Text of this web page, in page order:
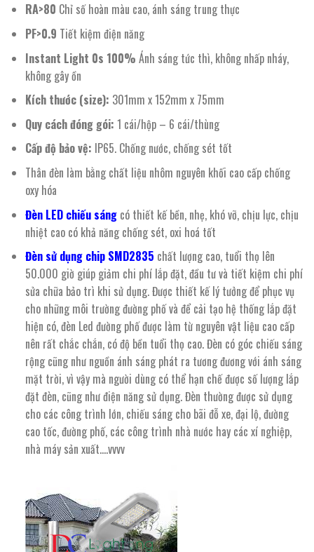
RA>80 Chỉ số hoàn màu cao, ánh sáng trung thực
PF>0.9 Tiết kiệm điện năng
Instant Light 0s 100% Ánh sáng tức thì, không nhấp nháy,
không gây ồn
Kích thước (size): 301mm x 152mm x 75mm
Quy cách đóng gói: 1 cái/hộp – 6 cái/thùng
Cấp độ bảo vệ: IP65. Chống nước, chống sét tốt
Thân đèn làm bằng chất liệu nhôm nguyên khối cao cấp chống
oxy hóa
Đèn LED chiếu sáng có thiết kế bền, nhẹ, khó vỡ, chịu lực, chịu
nhiệt cao có khả năng chống sét, oxi hoá tốt
Đèn sử dụng chip SMD2835 chất lượng cao, tuổi thọ lên
50.000 giờ giúp giảm chi phí lắp đặt, đầu tư và tiết kiệm chi phí
sửa chữa bảo trì khi sử dụng. Được thiết kế lý tưởng để phục vụ
cho những môi trường đường phố và để cải tạo hệ thống lắp đặt
hiện có, đèn Led đường phố được làm từ nguyên vật liệu cao cấp
nên rất chắc chắn, có độ bền tuổi thọ cao. Đèn có góc chiếu sáng
rộng cũng như nguồn ánh sáng phát ra tương đương với ánh sáng
mặt trời, vì vậy mà người dùng có thể hạn chế được số lượng lắp
đặt đèn, cũng như điện năng sử dụng. Đèn thường được sử dụng
cho các công trình lớn, chiếu sáng cho bãi đỗ xe, đại lộ, đường
cao tốc, đường phố, các công trình nhà nước hay các xí nghiệp,
nhà máy sản xuất….vvvv